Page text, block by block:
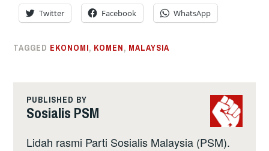
Twitter Facebook WhatsApp
TAGGED EKONOMI, KOMEN, MALAYSIA
PUBLISHED BY
Sosialis PSM
Lidah rasmi Parti Sosialis Malaysia (PSM).